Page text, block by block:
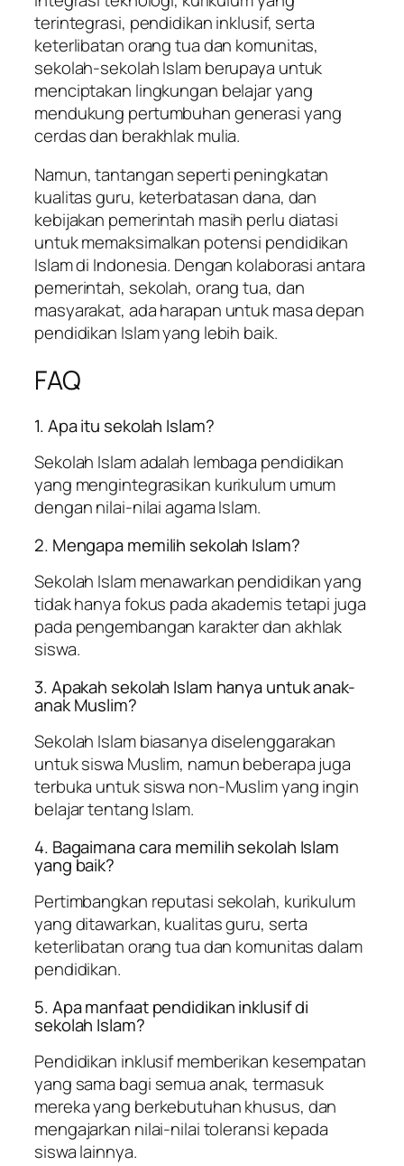
terintegrasi, pendidikan inklusif, serta
keterlibatan orang tua dan komunitas,
sekolah-sekolah Islam berupaya untuk
menciptakan lingkungan belajar yang
mendukung pertumbuhan generasi yang
cerdas dan berakhlak mulia.
Namun, tantangan seperti peningkatan
kualitas guru, keterbatasan dana, dan
kebijakan pemerintah masih perlu diatasi
untuk memaksimalkan potensi pendidikan
Islam di Indonesia. Dengan kolaborasi antara
pemerintah, sekolah, orang tua, dan
masyarakat, ada harapan untuk masa depan
pendidikan Islam yang lebih baik.
FAQ
1. Apa itu sekolah Islam?
Sekolah Islam adalah lembaga pendidikan
yang mengintegrasikan kurikulum umum
dengan nilai-nilai agama Islam.
2. Mengapa memilih sekolah Islam?
Sekolah Islam menawarkan pendidikan yang
tidak hanya fokus pada akademis tetapi juga
pada pengembangan karakter dan akhlak
siswa.
3. Apakah sekolah Islam hanya untuk anak-
anak Muslim?
Sekolah Islam biasanya diselenggarakan
untuk siswa Muslim, namun beberapa juga
terbuka untuk siswa non-Muslim yang ingin
belajar tentang Islam.
4. Bagaimana cara memilih sekolah Islam
yang baik?
Pertimbangkan reputasi sekolah, kurikulum
yang ditawarkan, kualitas guru, serta
keterlibatan orang tua dan komunitas dalam
pendidikan.
5. Apa manfaat pendidikan inklusif di
sekolah Islam?
Pendidikan inklusif memberikan kesempatan
yang sama bagi semua anak, termasuk
mereka yang berkebutuhan khusus, dan
mengajarkan nilai-nilai toleransi kepada
siswa lainnya.